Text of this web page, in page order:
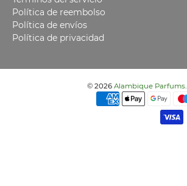
Política de reembolso
Política de envíos
Política de privacidad
© 2026 Alambique Parfums.